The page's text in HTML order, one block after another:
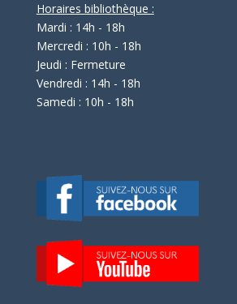
Horaires bibliothèque :
Mardi : 14h - 18h
Mercredi : 10h - 18h
Jeudi : Fermeture
Vendredi : 14h - 18h
Samedi : 10h - 18h